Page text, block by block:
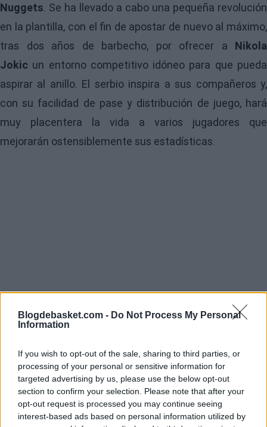
Blogdebasket.com - Do Not Process My Personal
Information
If you wish to opt-out of the sale, sharing to third parties, or
processing of your personal or sensitive information for
targeted advertising by us, please use the below opt-out
section to confirm your selection. Please note that after your
opt-out request is processed you may continue seeing
interest-based ads based on personal information utilized by
Nuggets. Se ha llevado a cabo una pequeña revolución
en la plantilla, con el fin de apostar de nuevo al máximo,
tras dos años de barbecho, por ofrecer a Nikola
Jokic un entorno competitivo idóneo para que pueda
aspirar al anillo. El serbio inspira a sus compañeros y,
con su facilidad de pase y distribución de juego, hará
muy placentera la vida a varios jugadores que
mejorarán ostensiblemente sus estadísticas.
Ejemplo claro de ello es Bruce Brown, pieza clave en el
anillo de los de Colorado hace unos años y que, lejos del
candor de Jokic, ha sido un jugador carente de impacto.